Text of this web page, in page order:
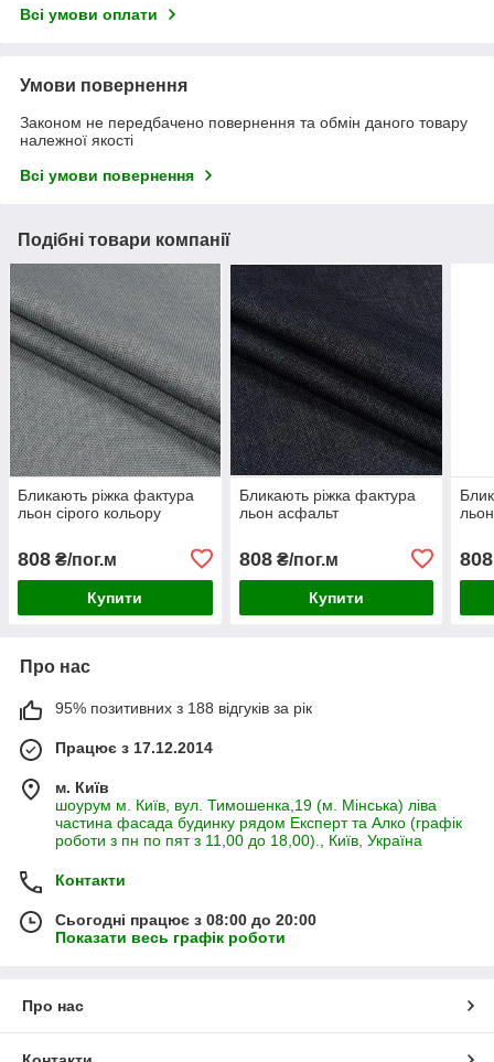
Всі умови оплати
Умови повернення
Законом не передбачено повернення та обмін даного товару
належної якості
Всі умови повернення
Подібні товари компанії
Бликають ріжка фактура
льон сірого кольору
808 ₴/пог.м
Купити
Бликають ріжка фактура
льон асфальт
808₴/пог.м
Купити
808
Про нас
95% позитивних з 188 відгуків за рік
Працює з 17.12.2014
м. Київ
шоурум м. Київ, вул. Тимошенка,19 (м. Мінська) ліва
частина фасада будинку рядом Експерт та Алко (графік
роботи з пн по пят з 11,00 до 18,00)., Київ, Україна
Контакти
Сьогодні працює з 08:00 до 20:00
Показати весь графік роботи
Про нас